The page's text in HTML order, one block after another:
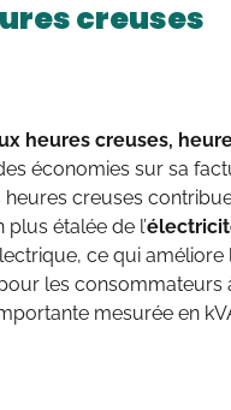
creuses
heures creuses,
économies sur sa
heures creuses
étalée de l’
ce qui améliore
les consommateurs
mesurée en